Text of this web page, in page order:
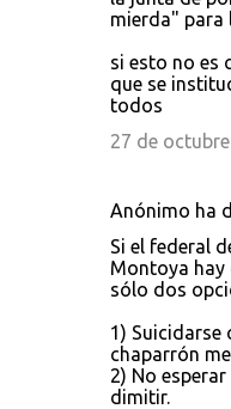
mierda" para
si esto no es
que se
todos
27 de
Anónimo ha
Si el federal
Montoya hay
sólo dos
1) Suicidarse
chaparrón
2) No
dimitir.